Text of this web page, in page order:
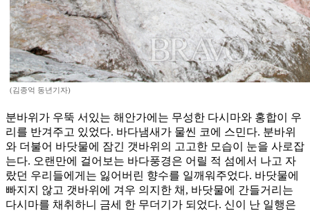
(김종억 동년기자)
분바위가 우뚝 서있는 해안가에는 무성한 다시마와 홍합이 우
리를 반겨주고 있었다. 바다냄새가 물씬 코에 스민다. 분바위
와 더불어 바닷물에 잠긴 갯바위의 고고한 모습이 눈을 사로잡
는다. 오랜만에 걸어보는 바다풍경은 어릴 적 섬에서 나고 자
랐던 우리들에게는 잃어버린 향수를 일깨워주었다. 바닷물에
빠지지 않고 갯바위에 겨우 의지한 채, 바닷물에 간들거리는
다시마를 채취하니 금세 한 무더기가 되었다. 신이 난 일행은